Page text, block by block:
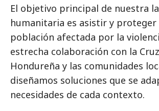
El objetivo principal de nuestra
humanitaria es asistir y proteger
población afectada por la
estrecha colaboración con la
Hondureña y las comunidades
diseñamos soluciones que se
necesidades de cada contexto.